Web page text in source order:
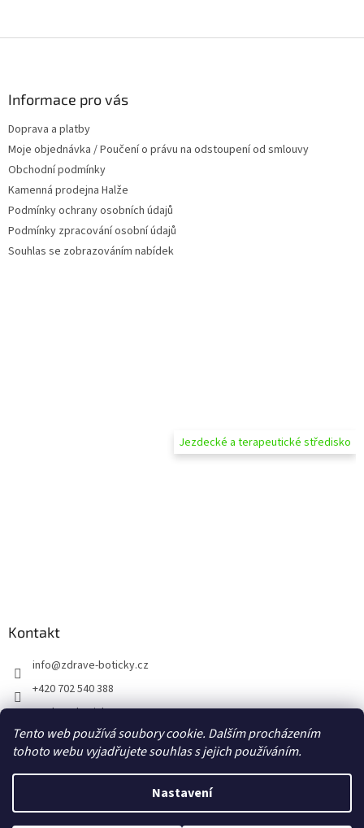
Tento web používá soubory cookie. Dalším procházením
tohoto webu vyjadřujete souhlas s jejich používáním.
Nastavení
Poštovné a balné 87,- Kč prostřednictvím Zásilkovny na výdejní místo
Informace pro vás
Doprava a platby
Moje objednávka / Poučení o právu na odstoupení od smlouvy
Obchodní podmínky
Kamenná prodejna Halže
Podmínky ochrany osobních údajů
Podmínky zpracování osobní údajů
Souhlas se zobrazováním nabídek
Jezdecké a terapeutické středisko
Kontakt
info@zdrave-boticky.cz
+420 702 540 388
@zdraveboticky
zdraveboticky
Vytvořil Shoptet